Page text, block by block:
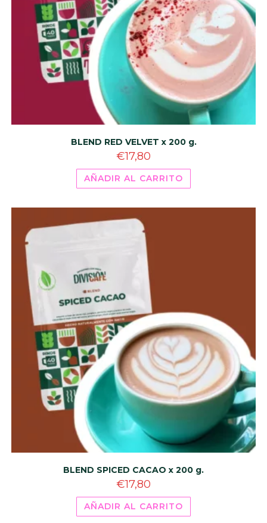
BLEND RED VELVET x 200 g.
€17,80
AÑADIR AL CARRITO
BLEND SPICED CACAO x 200 g.
€17,80
AÑADIR AL CARRITO